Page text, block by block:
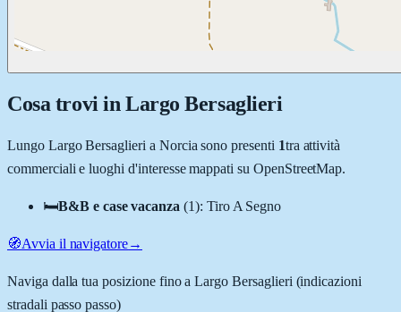
Cosa trovi in Largo Bersaglieri
Lungo Largo Bersaglieri a Norcia sono presenti 1tra attività
commerciali e luoghi d'interesse mappati su OpenStreetMap.
🛏️B&B e case vacanza (1): Tiro A Segno
🧭Avvia il navigatore→
Naviga dalla tua posizione fino aLargo Bersaglieri (indicazioni
stradali passo passo)